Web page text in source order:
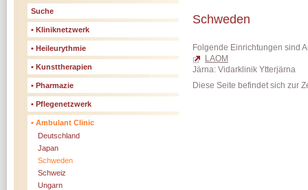
Suche
• Kliniknetzwerk
• Heileurythmie
• Kunsttherapien
• Pharmazie
• Pflegenetzwerk
• Ambulant Clinic
Deutschland
Japan
Schweden
Schweiz
Ungarn
Schweden
Folgende Einrichtungen sind
LAOM
Järna: Vidarklinik Ytterjärna
Diese Seite befindet sich zur